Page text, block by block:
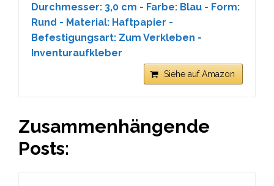
Durchmesser: 3,0 cm - Farbe: Blau - Form:
Rund - Material: Haftpapier -
Befestigungsart: Zum Verkleben -
Inventuraufkleber
Siehe auf Amazon
Zusammenhängende
Posts: